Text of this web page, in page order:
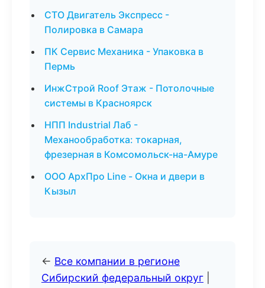
СТО Двигатель Экспресс -
Полировка в Самара
ПК Сервис Механика - Упаковка в
Пермь
ИнжСтрой Roof Этаж - Потолочные
системы в Красноярск
НПП Industrial Лаб -
Механообработка: токарная,
фрезерная в Комсомольск-на-Амуре
ООО АрхПро Line - Окна и двери в
Кызыл
← Все компании в регионе
Сибирский федеральный округ